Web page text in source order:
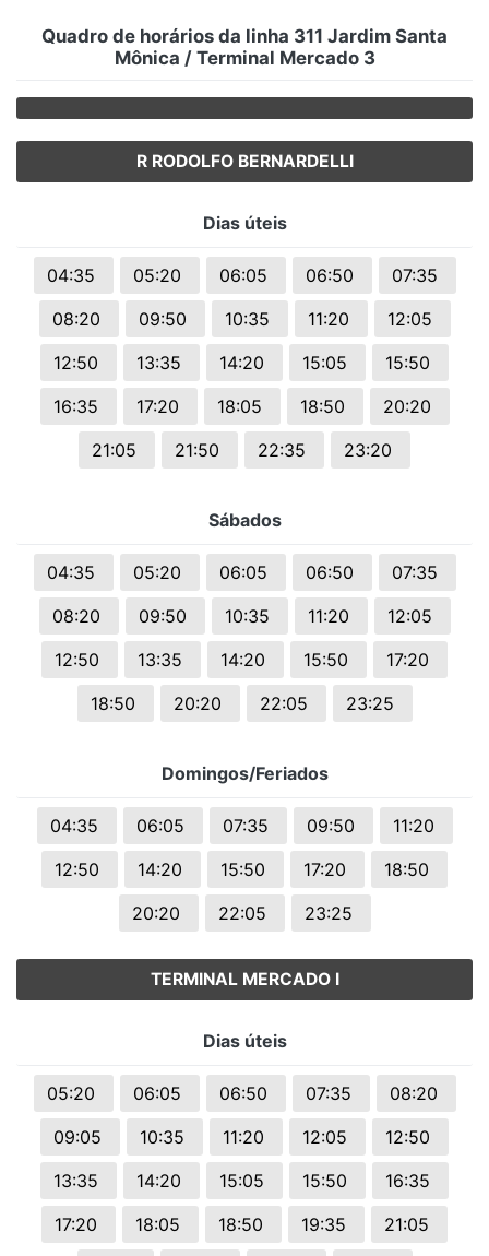
Quadro de horários da linha 311 Jardim Santa
Mônica / Terminal Mercado 3
R RODOLFO BERNARDELLI
Dias úteis
04:35 05:20 06:05 06:50
07:35
08:20
09:50 10:35 11:20
12:05
12:50
13:35 14:20 15:05
15:50
16:35
17:20 18:05 18:50
20:20
21:05
21:50 22:35 23:20
Sábados
04:35 05:20 06:05 06:50
07:35
08:20
09:50 10:35 11:20
12:05
12:50
13:35 14:20 15:50
17:20
18:50
20:20 22:05 23:25
Domingos/Feriados
04:35 06:05 07:35 09:50
11:20
12:50
14:20 15:50 17:20
18:50
20:20
22:05 23:25
TERMINAL MERCADO I
Dias úteis
05:20 06:05 06:50 07:35
08:20
09:05
10:35 11:20 12:05
12:50
13:35
14:20 15:05 15:50
16:35
17:20
18:05 18:50 19:35
21:05